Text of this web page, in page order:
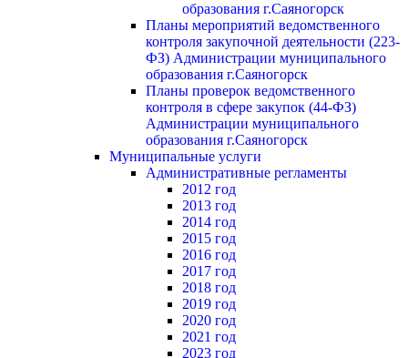
образования г.Саяногорск
Планы мероприятий ведомственного
контроля закупочной деятельности (223-
ФЗ) Администрации муниципального
образования г.Саяногорск
Планы проверок ведомственного
контроля в сфере закупок (44-ФЗ)
Администрации муниципального
образования г.Саяногорск
Муниципальные услуги
Административные регламенты
2012 год
2013 год
2014 год
2015 год
2016 год
2017 год
2018 год
2019 год
2020 год
2021 год
2023 год